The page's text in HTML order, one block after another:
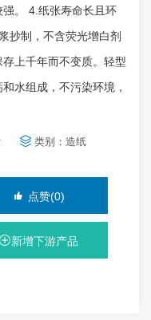
。 4.纸张寿命长且环
抄制，不含荧光增白剂
上千年而不变质。轻型
水组成，不污染环境，
类别： 造纸
点赞(0)
新增下游产品